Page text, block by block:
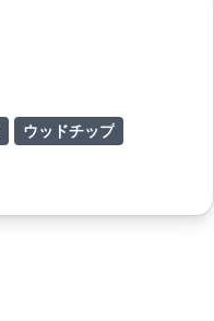
ウッドチップ